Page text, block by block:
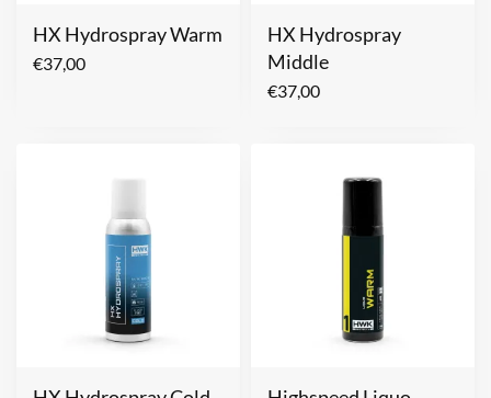
HX Hydrospray Warm
€37,00
HX Hydrospray
Middle
€37,00